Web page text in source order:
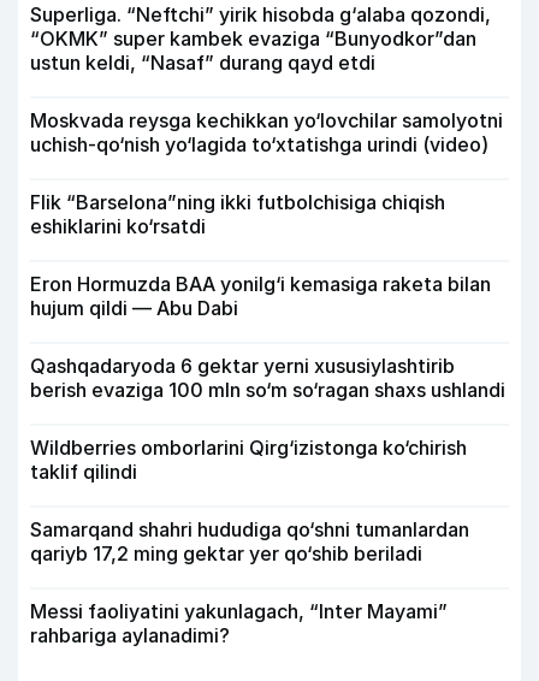
Superliga. “Neftchi” yirik hisobda g‘alaba qozondi,
“OKMK” super kambek evaziga “Bunyodkor”dan
ustun keldi, “Nasaf” durang qayd etdi
Moskvada reysga kechikkan yo‘lovchilar samolyotni
uchish-qo‘nish yo‘lagida to‘xtatishga urindi (video)
Flik “Barselona”ning ikki futbolchisiga chiqish
eshiklarini ko‘rsatdi
Eron Hormuzda BAA yonilg‘i kemasiga raketa bilan
hujum qildi — Abu Dabi
Qashqadaryoda 6 gektar yerni xususiylashtirib
berish evaziga 100 mln so‘m so‘ragan shaxs ushlandi
Wildberries omborlarini Qirg‘izistonga ko‘chirish
taklif qilindi
Samarqand shahri hududiga qo‘shni tumanlardan
qariyb 17,2 ming gektar yer qo‘shib beriladi
Messi faoliyatini yakunlagach, “Inter Mayami”
rahbariga aylanadimi?